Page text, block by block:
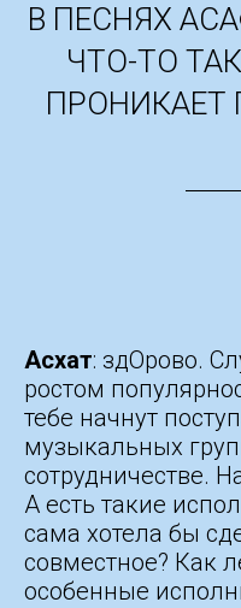
В ПЕСНЯХ
ЧТО-ТО
ПРОНИКАЕТ
Асхат: здОрово.
ростом
тебе начнут
музыкальных
сотрудничестве.
А есть такие
сама хотела бы
совместное? Как
особенные